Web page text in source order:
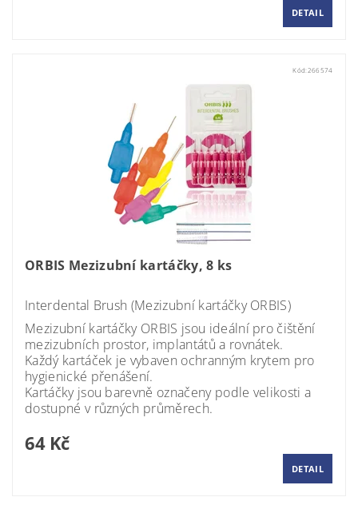
DETAIL
Kód:266574
ORBIS Mezizubní kartáčky, 8 ks
Interdental Brush (Mezizubní kartáčky ORBIS)
Mezizubní kartáčky ORBIS jsou ideální pro čištění
mezizubních prostor, implantátů a rovnátek.
Každý kartáček je vybaven ochranným krytem pro
hygienické přenášení.
Kartáčky jsou barevně označeny podle velikosti a
dostupné v různých průměrech.
64 Kč
DETAIL